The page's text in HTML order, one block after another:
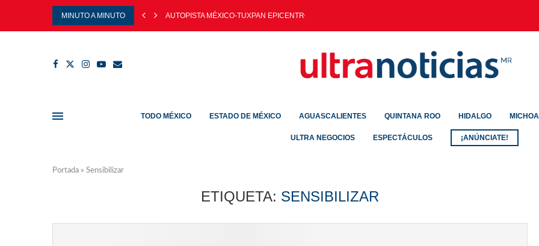
MINUTO A MINUTO AUTOPISTA MÉXICO-TUXPAN EPICENTRO DE ASALTOS Y DESPOJOS.
TODO MÉXICO ESTADO DE MÉXICO AGUASCALIENTES QUINTANA ROO HIDALGO
ULTRA NEGOCIOS ESPECTÁCULOS ¡ANÚNCIATE!
Portada » Sensibilizar
ETIQUETA: SENSIBILIZAR